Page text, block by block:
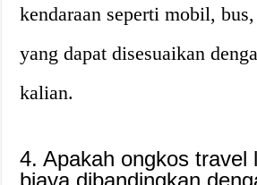
kendaraan seperti mobil,
yang dapat disesuaikan
kalian.
4. Apakah ongkos travel
biaya dibandingkan